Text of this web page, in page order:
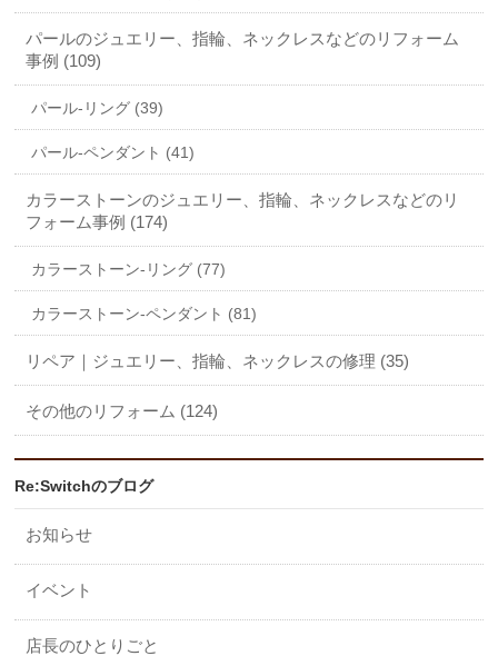
パールのジュエリー、指輪、ネックレスなどのリフォーム
事例 (109)
パール-リング (39)
パール-ペンダント (41)
カラーストーンのジュエリー、指輪、ネックレスなどのリ
フォーム事例 (174)
カラーストーン-リング (77)
カラーストーン-ペンダント (81)
リペア｜ジュエリー、指輪、ネックレスの修理 (35)
その他のリフォーム (124)
Re:Switchのブログ
お知らせ
イベント
店長のひとりごと